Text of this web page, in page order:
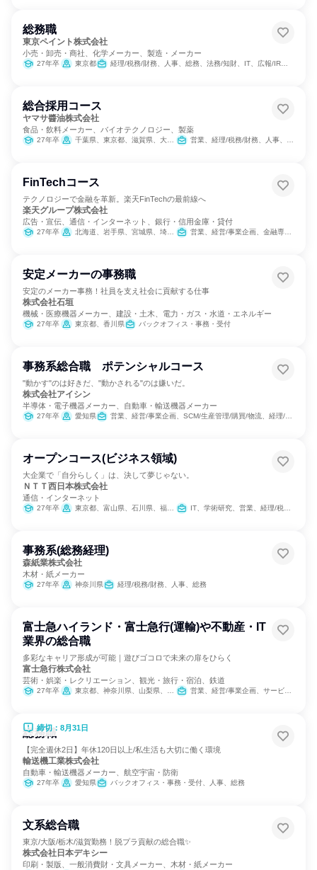
総務職
東京ペイント株式会社
小売・卸売・商社、化学メーカー、製造・メーカー
27年卒 東京都 経理/税務/財務、人事、総務、法務/知財、IT、広報/IR、組織運営管理・公務員・事務系職種
総合採用コース
ヤマサ醬油株式会社
食品・飲料メーカー、バイオテクノロジー、製薬
27年卒 千葉県、東京都、滋賀県、大阪府 営業、経理/税務/財務、人事、総務、IT
FinTechコース
テクノロジーで金融を革新。楽天FinTechの最前線へ
楽天グループ株式会社
広告・宣伝、通信・インターネット、銀行・信用金庫・貸付
27年卒 北海道、岩手県、宮城県、埼玉県、東京都、神奈川県、新潟県、石川県、長野県、静岡県、愛知県、京都府、大阪府、兵庫県、広島県、愛媛県、福岡県、鹿児島県、沖縄県 営業、経営/事業企画、金融専門職、経理/税務/財務、人事、総務、法務/知財、IT、広報/IR、マーケティング・広告・宣伝
安定メーカーの事務職
安定のメーカー事務！社員を支え社会に貢献する仕事
株式会社石垣
機械・医療機器メーカー、建設・土木、電力・ガス・水道・エネルギー
27年卒 東京都、香川県 バックオフィス・事務・受付
事務系総合職 ポテンシャルコース
"動かす"のは好きだ、"動かされる"のは嫌いだ。
株式会社アイシン
半導体・電子機器メーカー、自動車・輸送機器メーカー
27年卒 愛知県 営業、経営/事業企画、SCM/生産管理/購買/物流、経理/税務/財務、人事、総務、法務/知財、IT、広報/IR
オープンコース(ビジネス領域)
大企業で「自分らしく」は、決して夢じゃない。
ＮＴＴ西日本株式会社
通信・インターネット
27年卒 東京都、富山県、石川県、福井県、岐阜県、静岡県、愛知県、三重県、滋賀県、京都府、大阪府、兵庫県、奈良県、和歌山県、鳥取県、島根県、岡山県、広島県、山口県、徳島県、香川県、愛媛県、高知県、福岡県、佐賀県、長崎県、熊本県、大分県、宮崎県、鹿児島県、沖縄県 IT、学術研究、営業、経理/税務/財務、人事、総務、マーケティング・広告・宣伝
事務系(総務経理)
森紙業株式会社
木材・紙メーカー
27年卒 神奈川県 経理/税務/財務、人事、総務
富士急ハイランド・富士急行(運輸)や不動産・IT
業界の総合職
多彩なキャリア形成が可能｜遊びゴコロで未来の扉をひらく
富士急行株式会社
芸術・娯楽・レクリエーション、観光・旅行・宿泊、鉄道
27年卒 東京都、神奈川県、山梨県、静岡県 営業、経営/事業企画、サービス/接客、バックオフィス・事務・受付、交通/運輸、SCM/生産管理/購買/物流、経理/税務/財務、人事、総務、法務/知財、IT、広報/IR、商品企画、マーケティング・広告・宣伝
締切：8月31日
総務職
【完全週休2日】年休120日以上/私生活も大切に働く環境
輸送機工業株式会社
自動車・輸送機器メーカー、航空宇宙・防衛
27年卒 愛知県 バックオフィス・事務・受付、人事、総務
文系総合職
東京/大阪/栃木/滋賀勤務！脱プラ貢献の総合職✨
株式会社日本デキシー
印刷・製版、一般消費財・文具メーカー、木材・紙メーカー